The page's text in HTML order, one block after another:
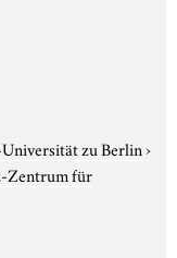
zu Berlin›
Zentrum für